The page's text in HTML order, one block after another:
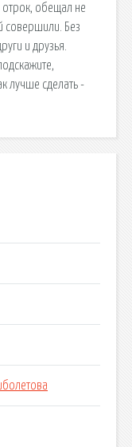
обещал не
совершили. Без
и друзья.
лучше сделать -